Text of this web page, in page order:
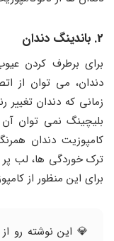
2. باندینگ دندان
برای برطرف کردن
دندان، می توان از
زمانی که دندان تغییر
بلیچینگ نمی توان آن
کامپوزیت دندان
ترک خوردگی ها، لب
برای این منظور از
💎 این نوشته رو